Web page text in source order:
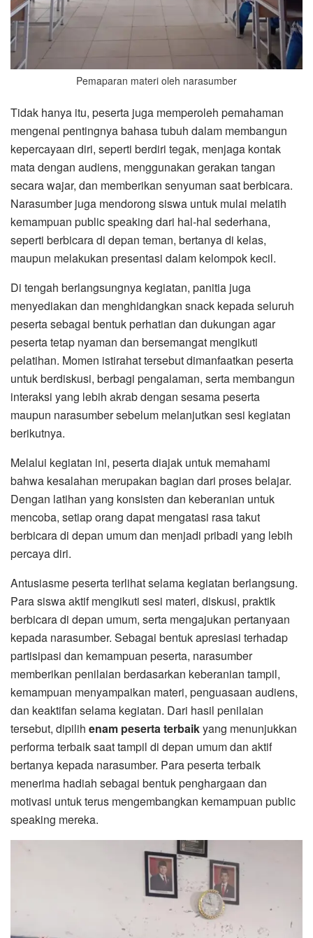
Pemaparan materi oleh narasumber
Tidak hanya itu, peserta juga memperoleh pemahaman
mengenai pentingnya bahasa tubuh dalam membangun
kepercayaan diri, seperti berdiri tegak, menjaga kontak
mata dengan audiens, menggunakan gerakan tangan
secara wajar, dan memberikan senyuman saat berbicara.
Narasumber juga mendorong siswa untuk mulai melatih
kemampuan public speaking dari hal-hal sederhana,
seperti berbicara di depan teman, bertanya di kelas,
maupun melakukan presentasi dalam kelompok kecil.
Di tengah berlangsungnya kegiatan, panitia juga
menyediakan dan menghidangkan snack kepada seluruh
peserta sebagai bentuk perhatian dan dukungan agar
peserta tetap nyaman dan bersemangat mengikuti
pelatihan. Momen istirahat tersebut dimanfaatkan peserta
untuk berdiskusi, berbagi pengalaman, serta membangun
interaksi yang lebih akrab dengan sesama peserta
maupun narasumber sebelum melanjutkan sesi kegiatan
berikutnya.
Melalui kegiatan ini, peserta diajak untuk memahami
bahwa kesalahan merupakan bagian dari proses belajar.
Dengan latihan yang konsisten dan keberanian untuk
mencoba, setiap orang dapat mengatasi rasa takut
berbicara di depan umum dan menjadi pribadi yang lebih
percaya diri.
Antusiasme peserta terlihat selama kegiatan berlangsung.
Para siswa aktif mengikuti sesi materi, diskusi, praktik
berbicara di depan umum, serta mengajukan pertanyaan
kepada narasumber. Sebagai bentuk apresiasi terhadap
partisipasi dan kemampuan peserta, narasumber
memberikan penilaian berdasarkan keberanian tampil,
kemampuan menyampaikan materi, penguasaan audiens,
dan keaktifan selama kegiatan. Dari hasil penilaian
tersebut, dipilih enam peserta terbaikyang menunjukkan
performa terbaik saat tampil di depan umum dan aktif
bertanya kepada narasumber. Para peserta terbaik
menerima hadiah sebagai bentuk penghargaan dan
motivasi untuk terus mengembangkan kemampuan public
speaking mereka.